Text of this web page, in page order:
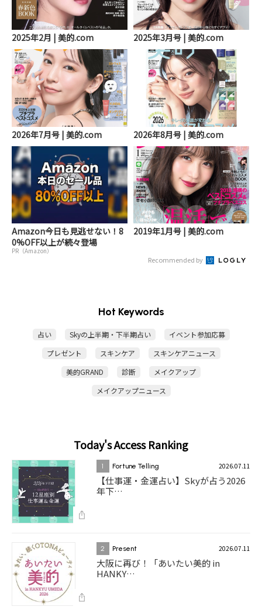
2025年2月 | 美的.com 2025年3月号 | 美的.com
2026年7月号 | 美的.com 2026年8月号 | 美的.com
Amazon今日も見逃せない！8
0%OFF以上が続々登場
PR（Amazon）
2019年1月号 | 美的.com
Recommended by
Hot Keywords
占い Skyの上半期・下半期占い
イベント参加応募
プレゼント
スキンケア
スキンケアニュース
美的GRAND
診断
メイクアップ
メイクアップニュース
Today's Access Ranking
1 Fortune Telling 2026.07.11
【仕事運・金運占い】Skyが占う2026
年下…
2 Present 2026.07.11
大阪に再び！「あいたい美的 in
HANKY…